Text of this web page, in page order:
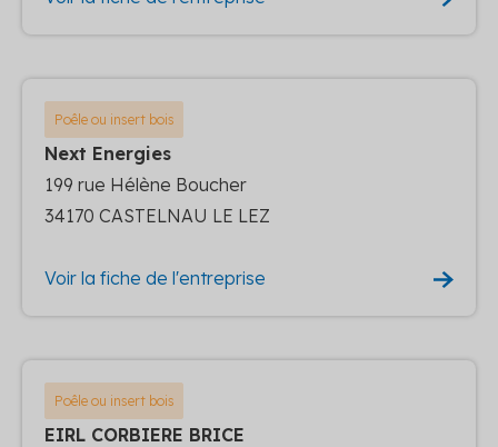
Poêle ou insert bois
Next Energies
199 rue Hélène Boucher
34170 CASTELNAU LE LEZ
Voir la fiche de l'entreprise
Poêle ou insert bois
EIRL CORBIERE BRICE